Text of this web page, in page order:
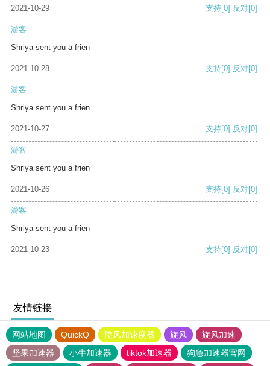
2021-10-29 支持[0] 反对[0]
游客
Shriya sent you a frien
2021-10-28 支持[0] 反对[0]
游客
Shriya sent you a frien
2021-10-27 支持[0] 反对[0]
游客
Shriya sent you a frien
2021-10-26 支持[0] 反对[0]
游客
Shriya sent you a frien
2021-10-23 支持[0] 反对[0]
友情链接
网站地图 QuickQ 旋风加速度器 旋风
旋风加速
坚果加速器
小牛加速器 tiktok加速器 狗急加速器官网